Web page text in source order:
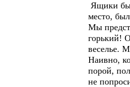
Ящики
место,
Мы
горький!
веселье.
Наивно,
порой,
не